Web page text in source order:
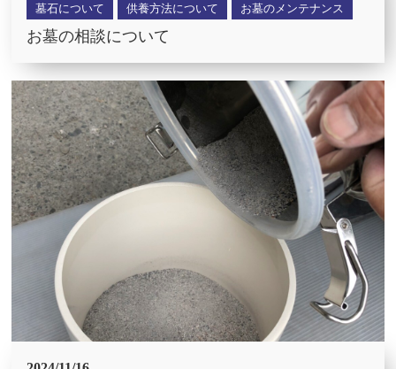
墓石について 供養方法について お墓のメンテナンス
お墓の相談について